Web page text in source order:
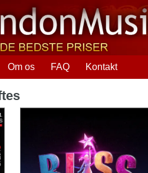
Om os FAQ Kontakt